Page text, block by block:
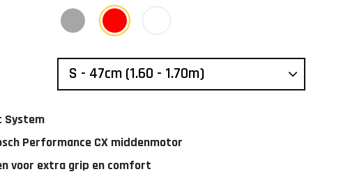
System
Performance CX middenmotor
voor extra grip en comfort